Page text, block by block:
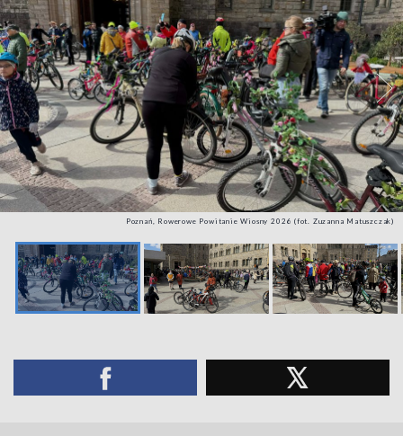
Poznań, Rowerowe Powitanie Wiosny 2026 (fot. Zuzanna Matuszczak)